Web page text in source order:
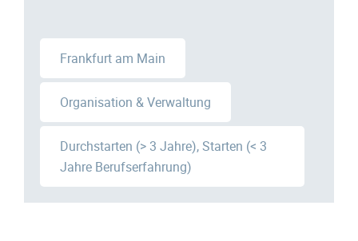
Frankfurt am Main
Organisation & Verwaltung
Durchstarten (> 3 Jahre), Starten (< 3
Jahre Berufserfahrung)